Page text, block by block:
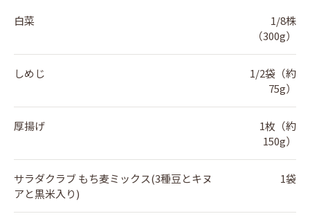
白菜
1/8株
（300g）
しめじ
1/2袋（約
75g）
厚揚げ
1枚（約
150g）
サラダクラブ もち麦ミックス(3種豆とキヌ
アと黒米入り)
1袋